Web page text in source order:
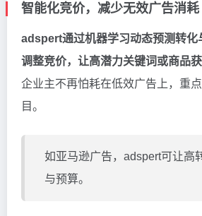
智能化竞价，减少无效广告消耗
adspert通过机器学习动态预测转化
调整竞价，让高潜力关键词或商品获
企业主不再怕耗在低效广告上，重
目。
如亚马逊广告，adspert可让高
与预算。